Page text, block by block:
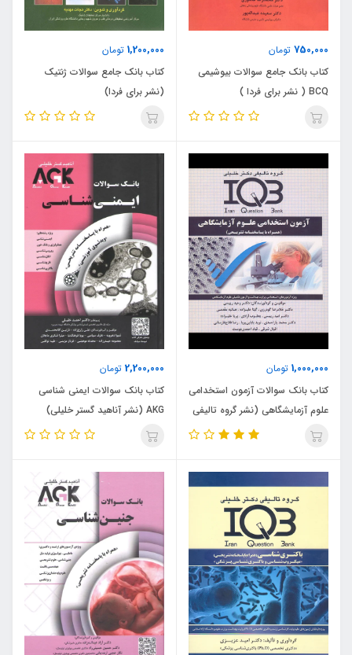
750,000 تومان
کتاب بانک جامع سوالات بیوشیمی
BCQ ( نشر برای فردا )
1,200,000 تومان
کتاب بانک جامع سوالات ژنتیک
(نشر برای فردا)
1,000,000 تومان
کتاب بانک سوالات آزمون استخدامی
علوم آزمایشگاهی (نشر گروه تالیفی
دکتر خلیلی) AGK
2,200,000 تومان
کتاب بانک سوالات ایمنی شناسی
AKG (نشر آناهید گستر خلیلی)